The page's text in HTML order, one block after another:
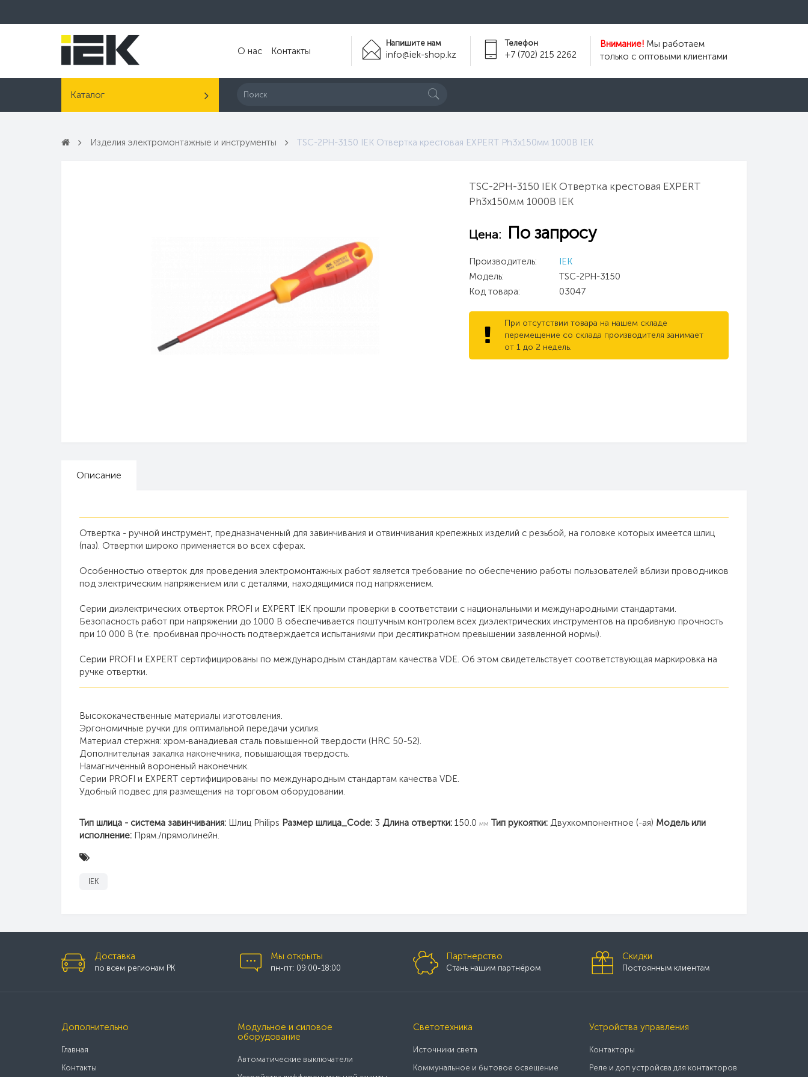
О нас Контакты
Внимание! Мы работаем
только с оптовыми клиентами
Телефон
+7 (702) 215 2262
Напишите нам
info@iek-shop.kz
Каталог
Изделия электромонтажные и инструменты TSC-2PH-3150 IEK Отвертка крестовая EXPERT Ph3х150мм 1000В IEK
TSC-2PH-3150 IEK Отвертка крестовая EXPERT
Ph3х150мм 1000В IEK
Цена: По запросу
Производитель:
IEK
Модель:
TSC-2PH-3150
Код товара:
03047
При отсутствии товара на нашем складе
перемещение со склада производителя занимает
от 1 до 2 недель.
Описание
Отвертка - ручной инструмент, предназначенный для завинчивания и отвинчивания крепежных изделий с резьбой, на головке которых имеется шлиц
(паз). Отвертки широко применяется во всех сферах.
Особенностью отверток для проведения электромонтажных работ является требование по обеспечению работы пользователей вблизи проводников
под электрическим напряжением или с деталями, находящимися под напряжением.
Серии диэлектрических отверток PROFI и EXPERT IEK прошли проверки в соответствии с национальными и международными стандартами.
Безопасность работ при напряжении до 1000 В обеспечивается поштучным контролем всех диэлектрических инструментов на пробивную прочность
при 10 000 В (т.е. пробивная прочность подтверждается испытаниями при десятикратном превышении заявленной нормы).
Серии PROFI и EXPERT сертифицированы по международным стандартам качества VDE. Об этом свидетельствует соответствующая маркировка на
ручке отвертки.
Высококачественные материалы изготовления.
Эргономичные ручки для оптимальной передачи усилия.
Материал стержня: хром-ванадиевая сталь повышенной твердости (HRC 50-52).
Дополнительная закалка наконечника, повышающая твердость.
Намагниченный вороненый наконечник.
Серии PROFI и EXPERT сертифицированы по международным стандартам качества VDE.
Удобный подвес для размещения на торговом оборудовании.
Тип шлица - система завинчивания: Шлиц Philips Размер шлица_Code: 3 Длина отвертки: 150.0 мм Тип рукоятки: Двухкомпонентное (-ая) Модель или
исполнение: Прям./прямолинейн.
IEK
Доставка
по всем регионам РК
Мы открыты
пн-пт: 09:00-18:00
Партнерство
Стань нашим партнёром
Скидки
Постоянным клиентам
Дополнительно
Главная
Контакты
Модульное и силовое
оборудование
Автоматические выключатели
Светотехника
Источники света
Коммунальное и бытовое освещение
Устройства управления
Контакторы
Реле и доп устройсва для контакторов